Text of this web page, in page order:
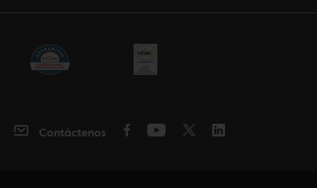
Contáctenos